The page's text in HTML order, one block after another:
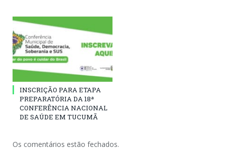
INSCRIÇÃO PARA ETAPA
PREPARATÓRIA DA 18ª
CONFERÊNCIA NACIONAL
DE SAÚDE EM TUCUMÃ
Os comentários estão fechados.